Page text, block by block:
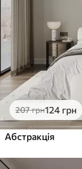
207грн124 грн
Абстракція